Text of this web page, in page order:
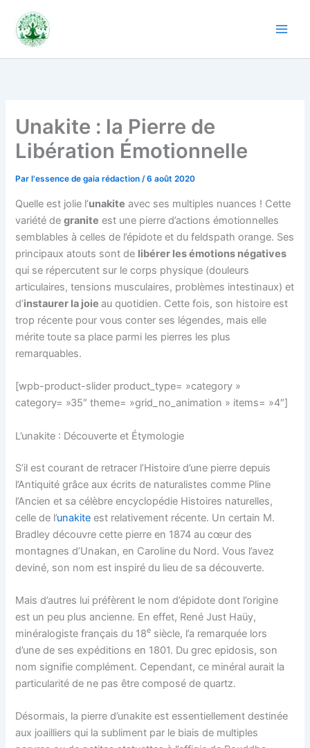
contenu
Unakite : la Pierre de
Libération Émotionnelle
Par l'essence de gaia rédaction/6 août 2020
Quelle est jolie l’unakite avec ses multiples nuances ! Cette
variété degranite est une pierre d’actions émotionnelles
semblables à celles de l’épidote et du feldspath orange. Ses
principaux atouts sont de libérer les émotions négatives
qui se répercutent sur le corps physique (douleurs
articulaires, tensions musculaires, problèmes intestinaux) et
d’instaurer la joieau quotidien. Cette fois, son histoire est
trop récente pour vous conter ses légendes, mais elle
mérite toute sa place parmi les pierres les plus
remarquables.
[wpb-product-slider product_type= »category »
category= »35″ theme= »grid_no_animation » items= »4″]
L’unakite : Découverte et Étymologie
S’il est courant de retracer l’Histoire d’une pierre depuis
l’Antiquité grâce aux écrits de naturalistes comme Pline
l’Ancien et sa célèbre encyclopédie Histoires naturelles,
celle de l’unakite est relativement récente. Un certain M.
Bradley découvre cette pierre en 1874 au cœur des
montagnes d’Unakan, en Caroline du Nord. Vous l’avez
deviné, son nom est inspiré du lieu de sa découverte.
Mais d’autres lui préfèrent le nom d’épidote dont l’origine
est un peu plus ancienne. En effet, René Just Haüy,
minéralogiste français du 18e siècle, l’a remarquée lors
d’une de ses expéditions en 1801. Du grecepidosis, son
nom signifiecomplément. Cependant, ce minéral aurait la
particularité de ne pas être composé de quartz.
Désormais, la pierre d’unakite est essentiellement destinée
aux joailliers qui la subliment par le biais de multiples